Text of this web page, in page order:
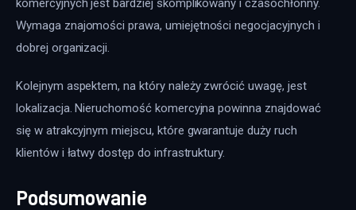
komercyjnych jest bardziej skomplikowany i czasochłonny.
Wymaga znajomości prawa, umiejętności negocjacyjnych i
dobrej organizacji.
Kolejnym aspektem, na który należy zwrócić uwagę, jest
lokalizacja. Nieruchomość komercyjna powinna znajdować
się w atrakcyjnym miejscu, które gwarantuje duży ruch
klientów i łatwy dostęp do infrastruktury.
Podsumowanie